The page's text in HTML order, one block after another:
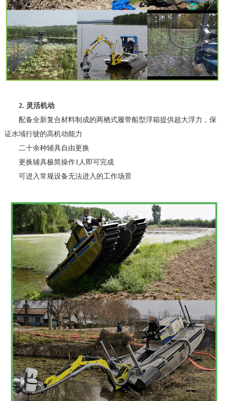
2. 灵活机动
配备全新复合材料制成的两栖式履带船型浮箱提供超大浮力，保
证水域行驶的高机动能力
二十余种辅具自由更换
更换辅具极简操作1人即可完成
可进入常规设备无法进入的工作场景